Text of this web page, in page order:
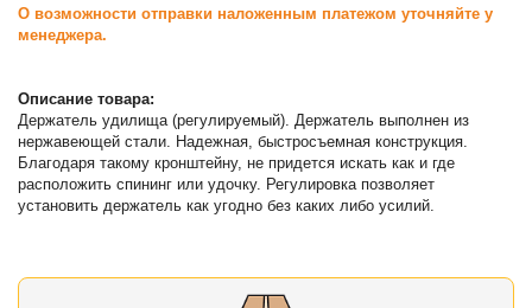
О возможности отправки наложенным платежом уточняйте у
менеджера.
Описание товара:
Держатель удилища (регулируемый). Держатель выполнен из
нержавеющей стали. Надежная, быстросъемная конструкция.
Благодаря такому кронштейну, не придется искать как и где
расположить спининг или удочку. Регулировка позволяет
установить держатель как угодно без каких либо усилий.